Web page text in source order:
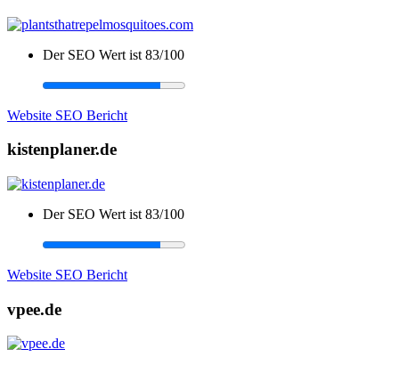
Der SEO Wert ist 83/100
Website SEO Bericht
kistenplaner.de
Der SEO Wert ist 83/100
Website SEO Bericht
vpee.de